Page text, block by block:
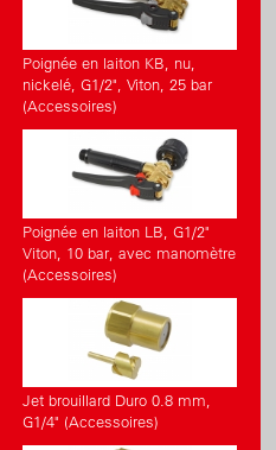
Poignée en laiton KB, nu,
nickelé, G1/2", Viton, 25 bar
(Accessoires)
Poignée en laiton LB, G1/2"
Viton, 10 bar, avec manomètre
(Accessoires)
Jet brouillard Duro 0.8 mm,
G1/4" (Accessoires)